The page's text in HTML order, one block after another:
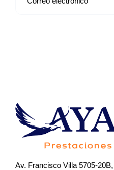
Av. Francisco Villa 5705-